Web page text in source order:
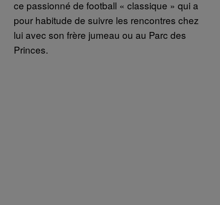
ce passionné de football « classique » qui a
pour habitude de suivre les rencontres chez
lui avec son frère jumeau ou au Parc des
Princes.